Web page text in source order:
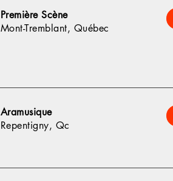
Première Scène
Mont-Tremblant, Québec
Aramusique
Repentigny, Qc